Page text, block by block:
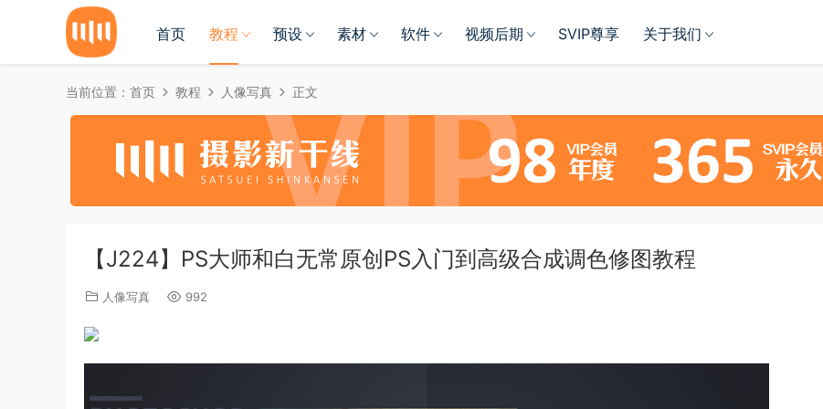
首页 教程 预设 素材 软件 视频后期 SVIP尊享 关于我们
当前位置： 首页 教程 人像写真 正文
【J224】PS大师和白无常原创PS入门到高级合成调色修图教程
人像写真 992